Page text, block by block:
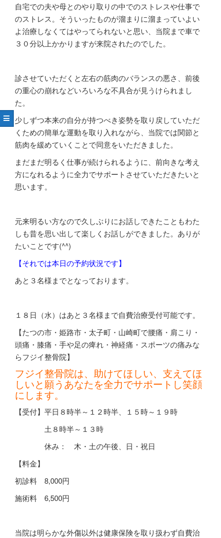
自宅での夫や母とのやり取りの中でのストレスや仕事で
のストレス。そういったものが溜まりに溜まっていよい
よ治療しなくてはやってられないと思い、当院まで車で
３０分以上かかりますが来院されたのでした。
診させていただくと左右の筋肉のバランスの悪さ、前後
の重心の崩れなどいろいろな不具合が見うけられまし
た。
少しずつ本来の自分が持つべき姿勢を取り戻していただ
くための簡単な運動を取り入れながら、当院では関節と
筋肉を緩めていくことで同意をいただきました。
まだまだ明るく仕事が続けられるように、前向きな考え
方になれるように全力でサポートさせていただきたいと
思います。
元来明るい方なので久しぶりにお話しできたこともわた
しも昔を思い出して楽しくお話しができました。ありが
たいことです(^^)
【それでは本日の予約状況です】
あと３名様までとなっております。
１８日（水）はあと３名様まで自費治療受付可能です。
【たつの市・姫路市・太子町・山崎町で腰痛・肩こり・
頭痛・膝痛・手や足の痺れ・神経痛・スポーツの痛みな
らフジイ整骨院】
フジイ整骨院は、助けてほしい、支えてほ
しいと願うあなたを全力でサポートし笑顔
にします。
【受付】平日８時半～１２時半、１５時～１９時
土８時半～１３時
休み： 木・土の午後、日・祝日
【料金】
初診料 8,000円
施術料 6,500円
当院は明らかな外傷以外は健康保険を取り扱わず自費治